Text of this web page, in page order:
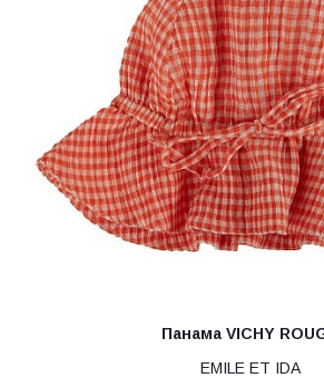
Панама VICHY
EMILE ET IDA